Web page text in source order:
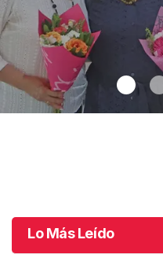
Lo Más Leído